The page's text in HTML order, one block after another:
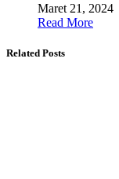
Maret 21, 2024
Read More
Related Posts